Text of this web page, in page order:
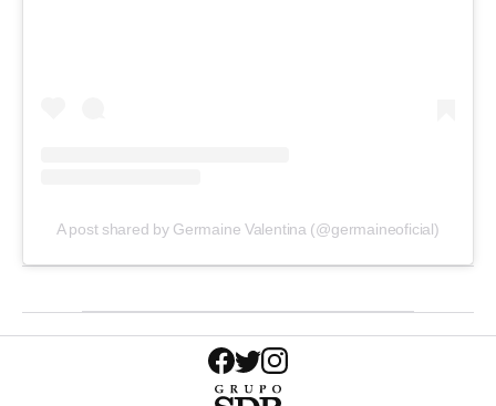
A post shared by Germaine Valentina (@germaineoficial)